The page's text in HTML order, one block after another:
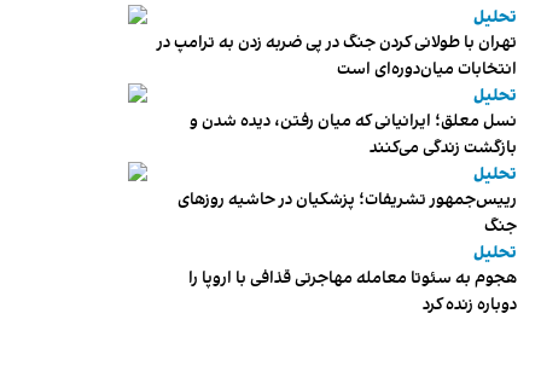
تحلیل
تهران با طولانی کردن جنگ در پی ضربه زدن به ترامپ در
انتخابات میان‌دوره‌ای است
تحلیل
نسل معلق؛ ایرانیانی که میان رفتن، دیده شدن و
بازگشت زندگی می‌کنند
تحلیل
رییس‌جمهور تشریفات؛ پزشکیان در حاشیه روزهای
جنگ
تحلیل
هجوم به سئوتا معامله مهاجرتی قذافی با اروپا را
دوباره زنده کرد